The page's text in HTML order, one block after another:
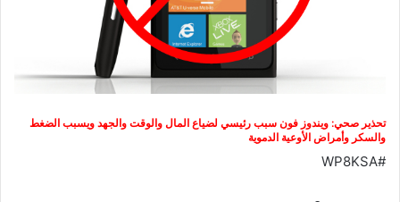
تحذير صحي: ويندوز فون سبب رئيسي لضياع المال والوقت والجهد ويسبب الضغط
والسكر وأمراض الأوعية الدموية
#WP8KSA